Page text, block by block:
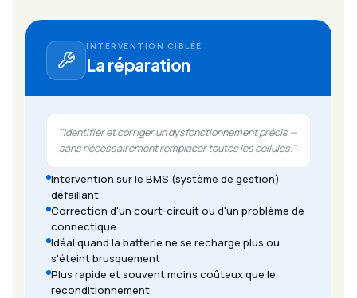
INTERVENTION CIBLÉE
La réparation
"Identifier et corriger un dysfonctionnement précis —
sans nécessairement remplacer toutes les cellules."
Intervention sur le BMS (système de gestion)
défaillant
Correction d'un court-circuit ou d'un problème de
connectique
Idéal quand la batterie ne se recharge plus ou
s'éteint brusquement
Plus rapide et souvent moins coûteux que le
reconditionnement